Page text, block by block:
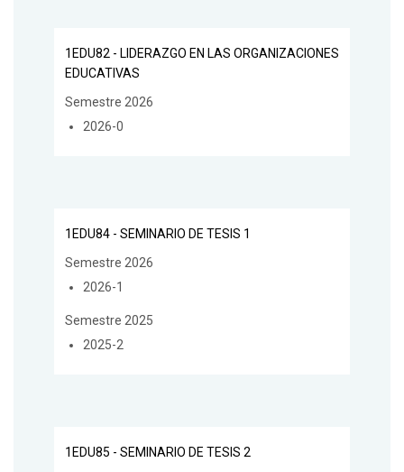
1EDU82 - LIDERAZGO EN LAS ORGANIZACIONES
EDUCATIVAS
Semestre 2026
2026-0
1EDU84 - SEMINARIO DE TESIS 1
Semestre 2026
2026-1
Semestre 2025
2025-2
1EDU85 - SEMINARIO DE TESIS 2